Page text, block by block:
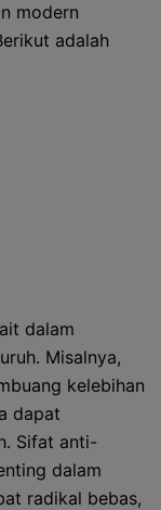
modern
adalah
dalam
Misalnya,
kelebihan
dapat
Sifat anti-
dalam
radikal bebas,